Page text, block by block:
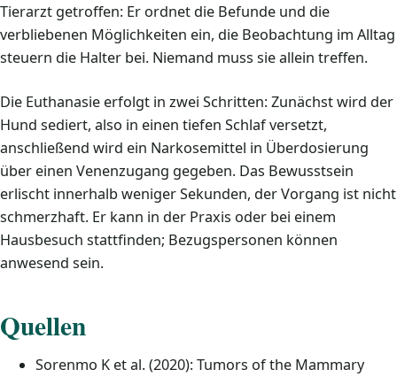
Tierarzt getroffen: Er ordnet die Befunde und die
verbliebenen Möglichkeiten ein, die Beobachtung im Alltag
steuern die Halter bei. Niemand muss sie allein treffen.
Die Euthanasie erfolgt in zwei Schritten: Zunächst wird der
Hund sediert, also in einen tiefen Schlaf versetzt,
anschließend wird ein Narkosemittel in Überdosierung
über einen Venenzugang gegeben. Das Bewusstsein
erlischt innerhalb weniger Sekunden, der Vorgang ist nicht
schmerzhaft. Er kann in der Praxis oder bei einem
Hausbesuch stattfinden; Bezugspersonen können
anwesend sein.
Quellen
Sorenmo K et al. (2020): Tumors of the Mammary